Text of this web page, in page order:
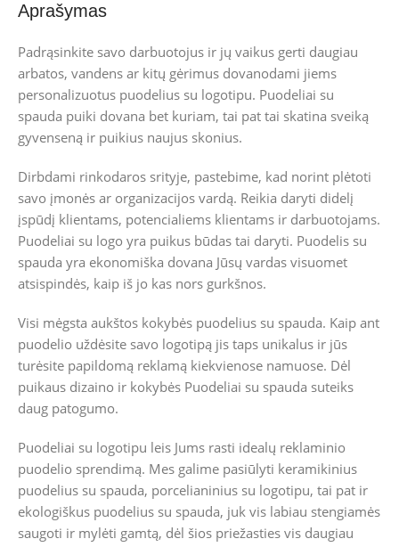
Aprašymas
Padrąsinkite savo darbuotojus ir jų vaikus gerti daugiau
arbatos, vandens ar kitų gėrimus dovanodami jiems
personalizuotus puodelius su logotipu. Puodeliai su
spauda puiki dovana bet kuriam, tai pat tai skatina sveiką
gyvenseną ir puikius naujus skonius.
Dirbdami rinkodaros srityje, pastebime, kad norint plėtoti
savo įmonės ar organizacijos vardą. Reikia daryti didelį
įspūdį klientams, potencialiems klientams ir darbuotojams.
Puodeliai su logo yra puikus būdas tai daryti. Puodelis su
spauda yra ekonomiška dovana Jūsų vardas visuomet
atsispindės, kaip iš jo kas nors gurkšnos.
Visi mėgsta aukštos kokybės puodelius su spauda. Kaip ant
puodelio uždėsite savo logotipą jis taps unikalus ir jūs
turėsite papildomą reklamą kiekvienose namuose. Dėl
puikaus dizaino ir kokybės Puodeliai su spauda suteiks
daug patogumo.
Puodeliai su logotipu leis Jums rasti idealų reklaminio
puodelio sprendimą. Mes galime pasiūlyti keramikinius
puodelius su spauda, porcelianinius su logotipu, tai pat ir
ekologiškus puodelius su spauda, juk vis labiau stengiamės
saugoti ir mylėti gamtą, dėl šios priežasties vis daugiau